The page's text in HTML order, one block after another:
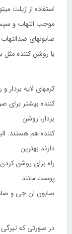
استفاده از ژیلت
موجب التهاب و
صابونهای ضدالتهاب
یا روشن کننده مثل
کرمهای لایه بردار
کننده بیشتر برای
بردار، روشن
کننده هم هستند.
دارند.بهترین
راه برای روشن
پوست مانند
صابون ان جی و
در صورتی که تیرگی